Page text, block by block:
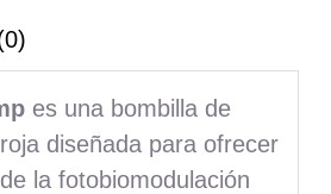
es una bombilla de
diseñada para ofrecer
la fotobiomodulación